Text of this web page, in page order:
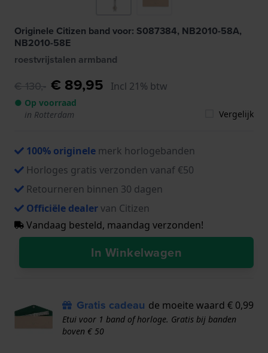
Originele Citizen band voor: S087384, NB2010-58A,
NB2010-58E
roestvrijstalen armband
€ 130,- € 89,95 Incl 21% btw
● Op voorraad
in Rotterdam
Vergelijk
100% originele merk horlogebanden
Horloges gratis verzonden vanaf €50
Retourneren binnen 30 dagen
Officiële dealervan Citizen
Vandaag besteld, maandag verzonden!
In Winkelwagen
Gratis cadeau de moeite waard € 0,99
Etui voor 1 band of horloge. Gratis bij banden
boven € 50